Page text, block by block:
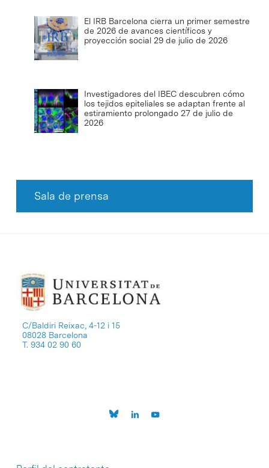
El IRB Barcelona cierra un primer semestre
de 2026 de avances científicos y
proyección social 29 de julio de 2026
Investigadores del IBEC descubren cómo
los tejidos epiteliales se adaptan frente al
estiramiento prolongado 27 de julio de
2026
Sala de prensa
C/Baldiri Reixac, 4-12 i 15
08028 Barcelona
T. 934 02 90 60